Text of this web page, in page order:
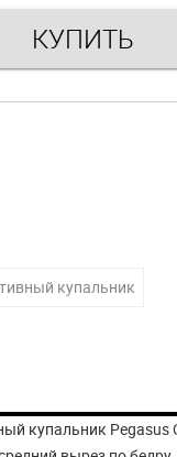
купальник
купальник Pegasus